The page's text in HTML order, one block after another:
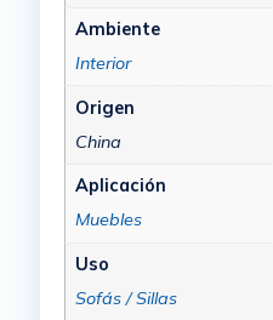
Ambiente
Interior
Origen
China
Aplicación
Muebles
Uso
Sofás / Sillas